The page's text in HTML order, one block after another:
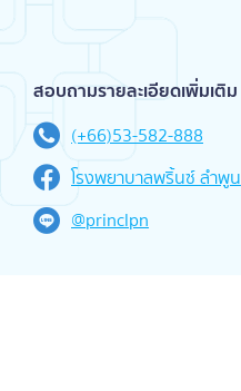
สอบถามรายละเอียดเพิ่มเติม
(+66)53-582-888
โรงพยาบาลพริ้นซ์ ลำพูน
@princlpn